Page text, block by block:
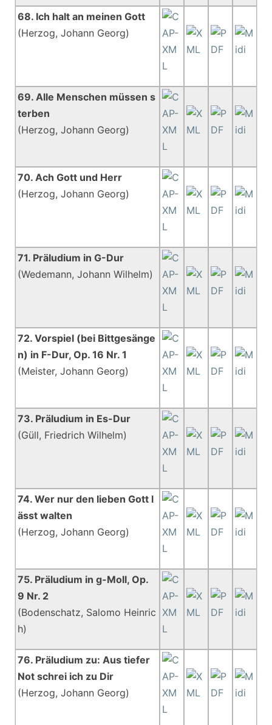
68. Ich halt an meinen Gott
(Herzog, Johann Georg)
69. Alle Menschen müssen s
terben
(Herzog, Johann Georg)
70. Ach Gott und Herr
(Herzog, Johann Georg)
71. Präludium in G-Dur
(Wedemann, Johann Wilhelm)
72. Vorspiel (bei Bittgesänge
n) in F-Dur, Op. 16 Nr. 1
(Meister, Johann Georg)
73. Präludium in Es-Dur
(Güll, Friedrich Wilhelm)
74. Wer nur den lieben Gott l
ässt walten
(Herzog, Johann Georg)
75. Präludium in g-Moll, Op.
9 Nr. 2
(Bodenschatz, Salomo Heinric
h)
76. Präludium zu: Aus tiefer
Not schrei ich zu Dir
(Herzog, Johann Georg)